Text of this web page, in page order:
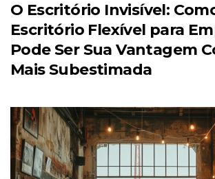
O Escritório Invisível:
Escritório Flexível para
Pode Ser Sua Vantagem
Mais Subestimada